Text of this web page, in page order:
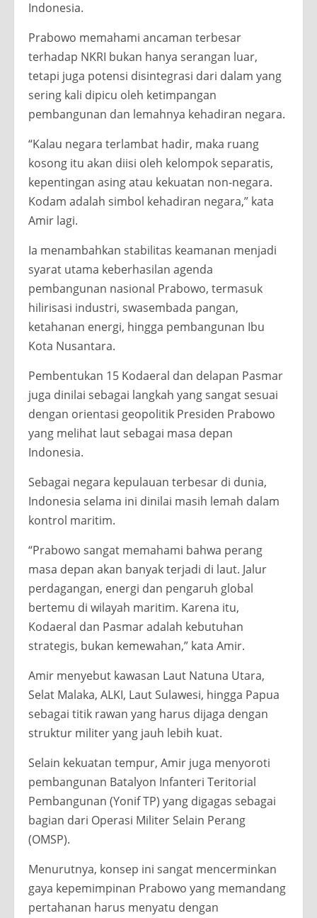
Indonesia.
Prabowo memahami ancaman terbesar
terhadap NKRI bukan hanya serangan luar,
tetapi juga potensi disintegrasi dari dalam yang
sering kali dipicu oleh ketimpangan
pembangunan dan lemahnya kehadiran negara.
“Kalau negara terlambat hadir, maka ruang
kosong itu akan diisi oleh kelompok separatis,
kepentingan asing atau kekuatan non-negara.
Kodam adalah simbol kehadiran negara,” kata
Amir lagi.
Ia menambahkan stabilitas keamanan menjadi
syarat utama keberhasilan agenda
pembangunan nasional Prabowo, termasuk
hilirisasi industri, swasembada pangan,
ketahanan energi, hingga pembangunan Ibu
Kota Nusantara.
Pembentukan 15 Kodaeral dan delapan Pasmar
juga dinilai sebagai langkah yang sangat sesuai
dengan orientasi geopolitik Presiden Prabowo
yang melihat laut sebagai masa depan
Indonesia.
Sebagai negara kepulauan terbesar di dunia,
Indonesia selama ini dinilai masih lemah dalam
kontrol maritim.
“Prabowo sangat memahami bahwa perang
masa depan akan banyak terjadi di laut. Jalur
perdagangan, energi dan pengaruh global
bertemu di wilayah maritim. Karena itu,
Kodaeral dan Pasmar adalah kebutuhan
strategis, bukan kemewahan,” kata Amir.
Amir menyebut kawasan Laut Natuna Utara,
Selat Malaka, ALKI, Laut Sulawesi, hingga Papua
sebagai titik rawan yang harus dijaga dengan
struktur militer yang jauh lebih kuat.
Selain kekuatan tempur, Amir juga menyoroti
pembangunan Batalyon Infanteri Teritorial
Pembangunan (Yonif TP) yang digagas sebagai
bagian dari Operasi Militer Selain Perang
(OMSP).
Menurutnya, konsep ini sangat mencerminkan
gaya kepemimpinan Prabowo yang memandang
pertahanan harus menyatu dengan